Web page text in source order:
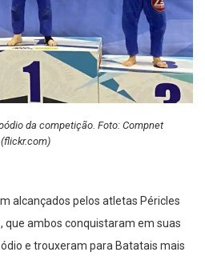
da competição. Foto: Compnet
(flickr.com)
alcançados pelos atletas Péricles
que ambos conquistaram em suas
e trouxeram para Batatais mais